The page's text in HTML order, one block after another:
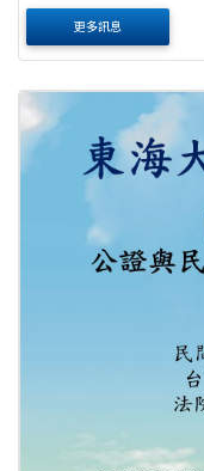
應第二期」初步成果
Intelligence and Legal
更多訊息